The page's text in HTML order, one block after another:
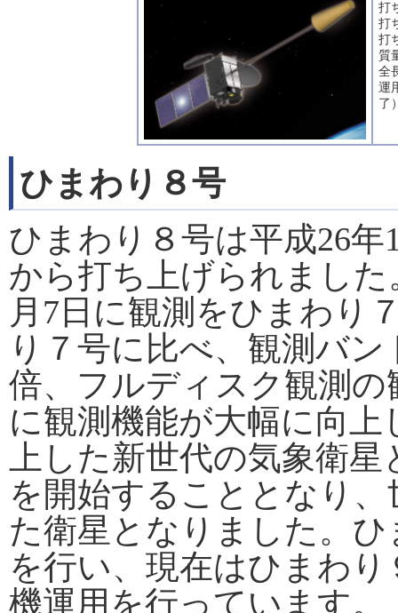
打
打
打
質
全
運
了
ひまわり８号
ひまわり８号は平成26
から打ち上げられました
月7日に観測をひまわり
り７号に比べ、観測バ
倍、フルディスク観測
に観測機能が大幅に向
上した新世代の気象衛
を開始することとなり
た衛星となりました。
を行い、現在はひまわ
機運用を行っています。